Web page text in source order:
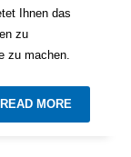
Ihnen das
zu
zu machen.
READ MORE